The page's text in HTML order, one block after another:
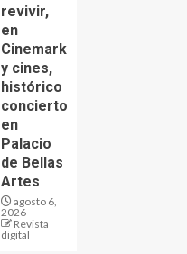
revivir,
en
Cinemark
y cines,
histórico
concierto
en
Palacio
de Bellas
Artes
agosto 6,
2026
Revista
digital